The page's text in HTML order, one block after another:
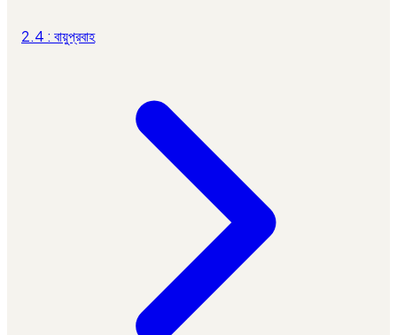
2.4 : বায়ুপ্রবাহ